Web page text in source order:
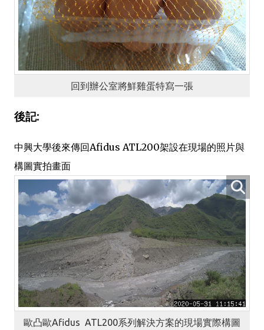
回到辦公室將鮮雞蛋特寫一張
後記:
中興大學後來傳回Afidus ATL200架設在現場的照片與
構圖實拍畫面
歐凸歐Afidus ATL200系列解決方案的現場實際構圖